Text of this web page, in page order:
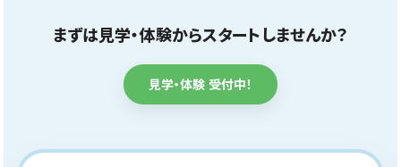
まずは見学・体験からスタートしませんか？
見学・体験 受付中！